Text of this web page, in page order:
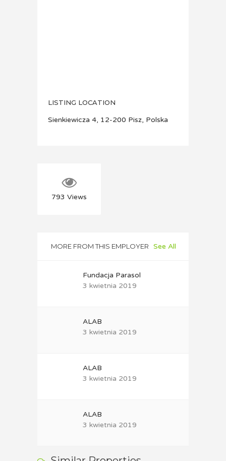
LISTING LOCATION
Sienkiewicza 4, 12-200 Pisz, Polska
793 Views
MORE FROM THIS EMPLOYER See All
Fundacja Parasol
3 kwietnia 2019
ALAB
3 kwietnia 2019
ALAB
3 kwietnia 2019
ALAB
3 kwietnia 2019